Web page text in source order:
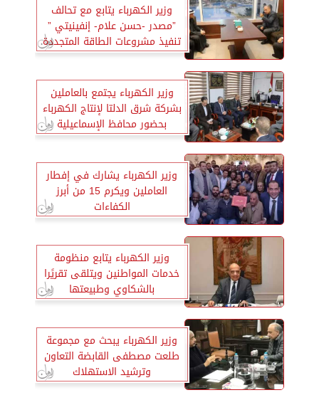
وزير الكهرباء يتابع مع تحالف
”مصدر -حسن علام- إنفينيتي ”
تنفيذ مشروعات الطاقة المتجددة
وزير الكهرباء يجتمع بالعاملين
بشركة شرق الدلتا لإنتاج الكهرباء
بحضور محافظ الإسماعيلية
وزير الكهرباء يشارك في إفطار
العاملين ويكرم 15 من أبرز
الكفاءات
وزير الكهرباء يتابع منظومة
خدمات المواطنين ويتلقى تقريًرا
بالشكاوي وطبيعتها
وزير الكهرباء يبحث مع مجموعة
طلعت مصطفى القابضة التعاون
وترشيد الاستهلاك